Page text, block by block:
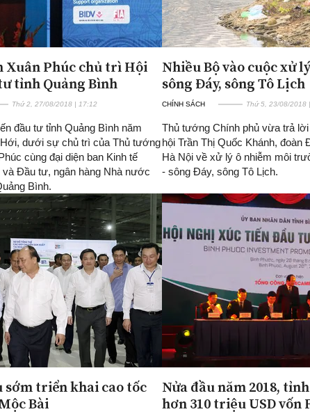
Xuân Phúc chủ trì Hội
tỉnh Quảng Bình
Thứ 2, 27/08/2018 | 17:12
đầu tư tỉnh Quảng Bình năm
dưới sự chủ trì của Thủ tướng
cùng đại diện ban Kinh tế
Đầu tư, ngân hàng Nhà nước
Bình.
Nhiều Bộ vào cuộc xử
sông Đáy, sông Tô Lịch
CHÍNH SÁCH Thứ 5, 23/08/2018
Thủ tướng Chính phủ vừa trả
hội Trần Thị Quốc Khánh, đoàn
Hà Nội về xử lý ô nhiễm môi
- sông Đáy, sông Tô Lịch.
sớm triển khai cao tốc
Bài
Nửa đầu năm 2018,
hơn 310 triệu USD vốn